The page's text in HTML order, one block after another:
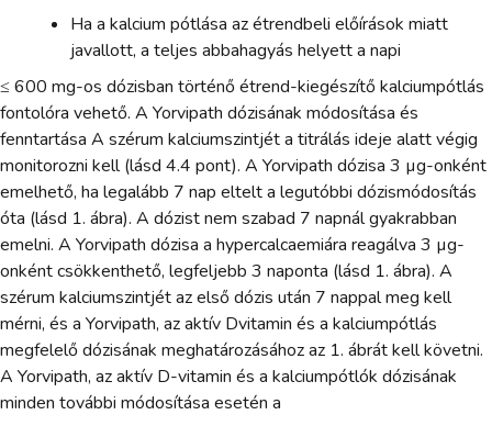
Ha a kalcium pótlása az étrendbeli előírások miatt
javallott, a teljes abbahagyás helyett a napi
≤ 600 mg-os dózisban történő étrend-kiegészítő kalciumpótlás
fontolóra vehető. A Yorvipath dózisának módosítása és
fenntartása A szérum kalciumszintjét a titrálás ideje alatt végig
monitorozni kell (lásd 4.4 pont). A Yorvipath dózisa 3 µg-onként
emelhető, ha legalább 7 nap eltelt a legutóbbi dózismódosítás
óta (lásd 1. ábra). A dózist nem szabad 7 napnál gyakrabban
emelni. A Yorvipath dózisa a hypercalcaemiára reagálva 3 µg-
onként csökkenthető, legfeljebb 3 naponta (lásd 1. ábra). A
szérum kalciumszintjét az első dózis után 7 nappal meg kell
mérni, és a Yorvipath, az aktív Dvitamin és a kalciumpótlás
megfelelő dózisának meghatározásához az 1. ábrát kell követni.
A Yorvipath, az aktív D-vitamin és a kalciumpótlók dózisának
minden további módosítása esetén a